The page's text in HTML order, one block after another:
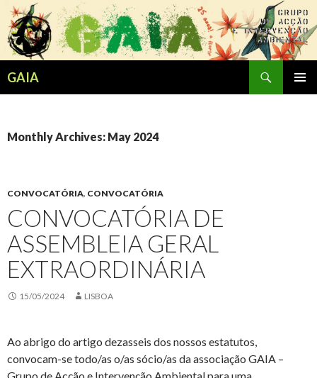
GAIA
Monthly Archives: May 2024
CONVOCATÓRIA, CONVOCATÓRIA
CONVOCATÓRIA DE
ASSEMBLEIA GERAL
EXTRAORDINÁRIA
15/05/2024 LISBOA
Ao abrigo do artigo dezasseis dos nossos estatutos,
convocam-se todo/as o/as sócio/as da associação GAIA –